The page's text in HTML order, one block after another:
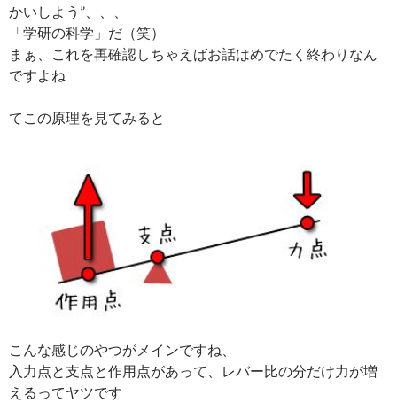
かいしよう”、、、
「学研の科学」だ（笑）
まぁ、これを再確認しちゃえばお話はめでたく終わりなん
ですよね
てこの原理を見てみると
こんな感じのやつがメインですね、
入力点と支点と作用点があって、レバー比の分だけ力が増
えるってヤツです